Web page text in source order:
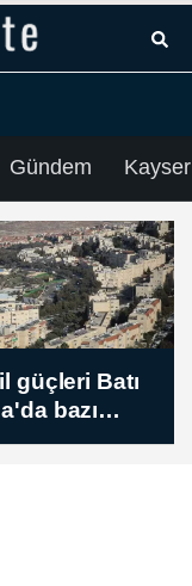
Gündem
SONUCU |
1-1
1948 Sofia